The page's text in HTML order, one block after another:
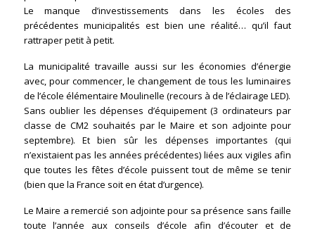
Le manque d’investissements dans les écoles des
précédentes municipalités est bien une réalité… qu’il faut
rattraper petit à petit.
La municipalité travaille aussi sur les économies d’énergie
avec, pour commencer, le changement de tous les luminaires
de l’école élémentaire Moulinelle (recours à de l’éclairage LED).
Sans oublier les dépenses d’équipement (3 ordinateurs par
classe de CM2 souhaités par le Maire et son adjointe pour
septembre). Et bien sûr les dépenses importantes (qui
n’existaient pas les années précédentes) liées aux vigiles afin
que toutes les fêtes d’école puissent tout de même se tenir
(bien que la France soit en état d’urgence).
Le Maire a remercié son adjointe pour sa présence sans faille
toute l’année aux conseils d’école afin d’écouter et de